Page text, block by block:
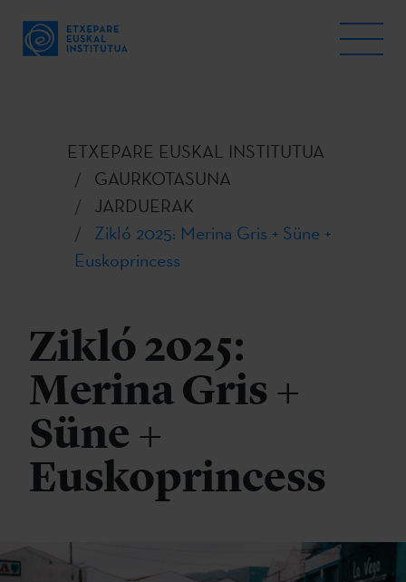
ETXEPARE EUSKAL INSTITUTUA
GAURKOTASUNA
JARDUERAK
Zikló 2025: Merina Gris + Süne +
Euskoprincess
Zikló 2025:
Merina Gris +
Süne +
Euskoprincess